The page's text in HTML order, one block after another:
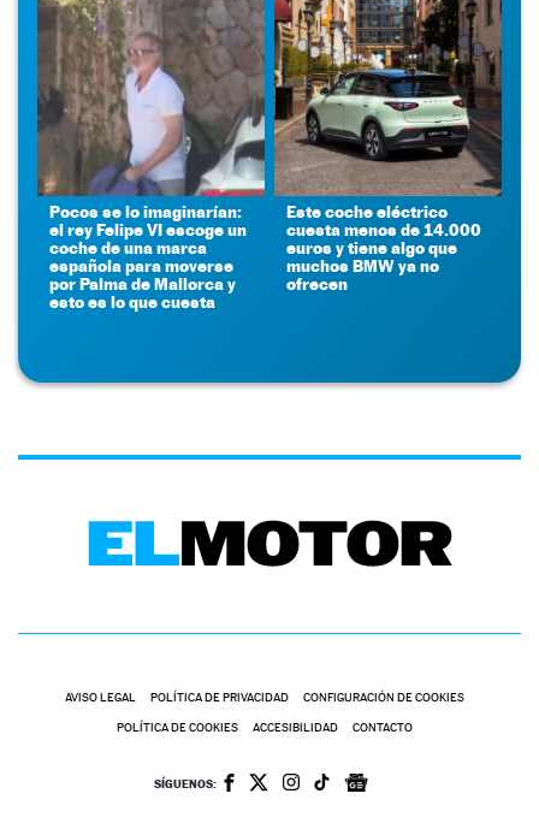
Pocos se lo imaginarían:
el rey Felipe VI escoge un
coche de una marca
española para moverse
por Palma de Mallorca y
esto es lo que cuesta
Este coche eléctrico
cuesta menos de 14.000
euros y tiene algo que
muchos BMW ya no
ofrecen
AVISO LEGAL POLÍTICA DE PRIVACIDAD CONFIGURACIÓN DE COOKIES
POLÍTICA DE COOKIES ACCESIBILIDAD CONTACTO
SÍGUENOS: